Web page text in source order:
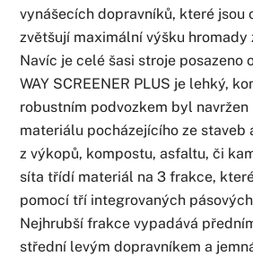
vynášecích dopravníků, které jsou
zvětšují maximální výšku hromady
Navíc je celé šasi stroje posazeno
WAY SCREENER PLUS je lehký,
robustním podvozkem byl
materiálu pocházejícího ze staveb
z výkopů, kompostu, asfaltu, či
síta třídí materiál na 3 frakce,
pomocí tří integrovaných
Nejhrubší frakce vypadává
střední levým dopravníkem a